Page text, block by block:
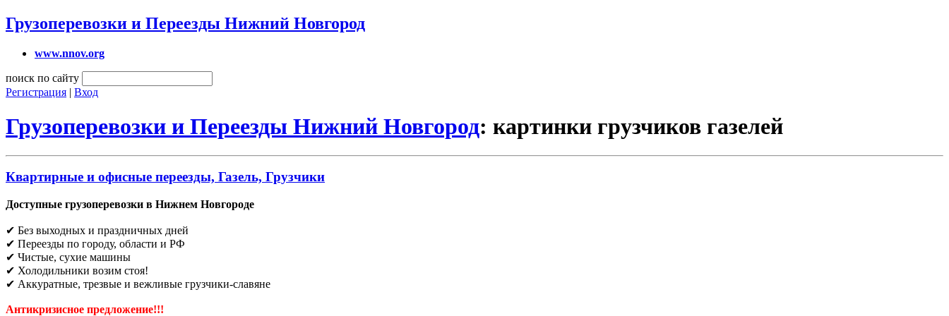
Грузоперевозки и Переезды Нижний Новгород
www.nnov.org
поиск по сайту
Регистрация | Вход
Грузоперевозки и Переезды Нижний Новгород: картинки грузчиков газелей
Квартирные и офисные переезды, Газель, Грузчики
Доступные грузоперевозки в Нижнем Новгороде
✔ Без выходных и праздничных дней
✔ Переезды по городу, области и РФ
✔ Чистые, сухие машины
✔ Холодильники возим стоя!
✔ Аккуратные, трезвые и вежливые грузчики-славяне
Антикризисное предложение!!!